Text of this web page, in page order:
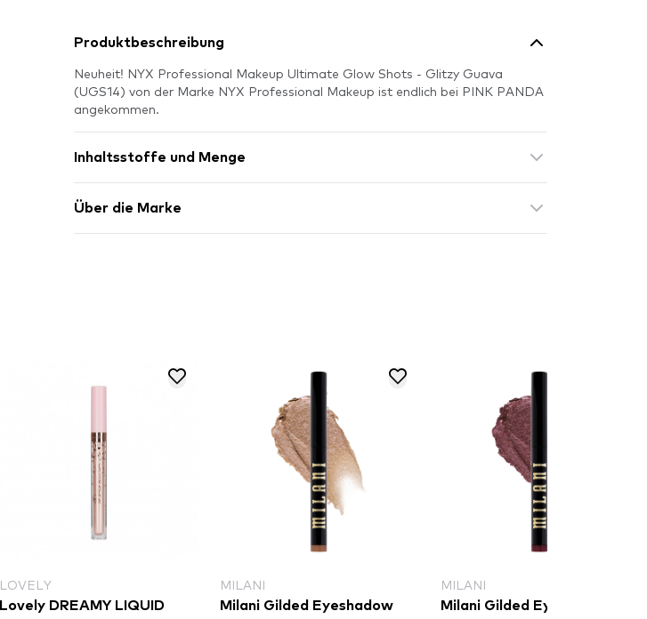
Produktbeschreibung
Neuheit! NYX Professional Makeup Ultimate Glow Shots - Glitzy Guava
(UGS14) von der Marke NYX Professional Makeup ist endlich bei PINK PANDA
angekommen.
Inhaltsstoffe und Menge
Über die Marke
LOVELY
Lovely DREAMY LIQUID
MILANI
Milani Gilded Eyeshadow
MILANI
Milani Gilded Eyeshadow